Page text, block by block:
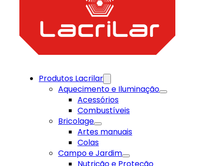
Produtos Lacrilar
Aquecimento e Iluminação
Acessórios
Combustíveis
Bricolage
Artes manuais
Colas
Campo e Jardim